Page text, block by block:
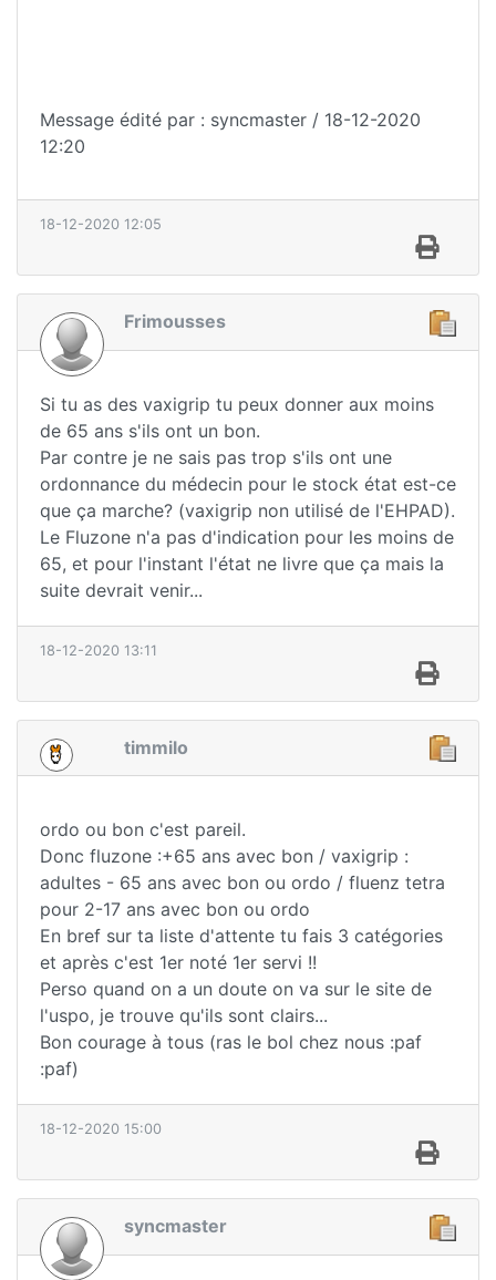
Message édité par : syncmaster / 18-12-2020
12:20
18-12-2020 12:05
Frimousses
Si tu as des vaxigrip tu peux donner aux moins
de 65 ans s'ils ont un bon.
Par contre je ne sais pas trop s'ils ont une
ordonnance du médecin pour le stock état est-ce
que ça marche? (vaxigrip non utilisé de l'EHPAD).
Le Fluzone n'a pas d'indication pour les moins de
65, et pour l'instant l'état ne livre que ça mais la
suite devrait venir...
18-12-2020 13:11
timmilo
ordo ou bon c'est pareil.
Donc fluzone :+65 ans avec bon / vaxigrip :
adultes - 65 ans avec bon ou ordo / fluenz tetra
pour 2-17 ans avec bon ou ordo
En bref sur ta liste d'attente tu fais 3 catégories
et après c'est 1er noté 1er servi !!
Perso quand on a un doute on va sur le site de
l'uspo, je trouve qu'ils sont clairs...
Bon courage à tous (ras le bol chez nous :paf
:paf)
18-12-2020 15:00
syncmaster